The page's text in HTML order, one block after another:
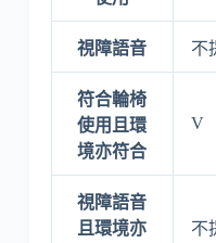
視障語音 不
符合輪椅
使用且環
境亦符合
V
視障語音
且環境亦
不